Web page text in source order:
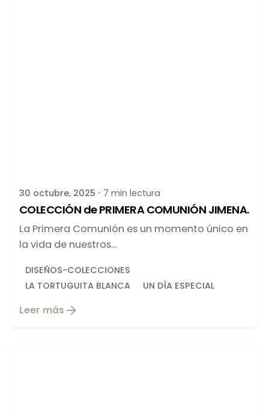
30 octubre, 2025 7 min lectura
COLECCIÓN de PRIMERA COMUNIÓN JIMENA.
La Primera Comunión es un momento único en
la vida de nuestros...
DISEÑOS-COLECCIONES
LA TORTUGUITA BLANCA
UN DÍA ESPECIAL
Leer más